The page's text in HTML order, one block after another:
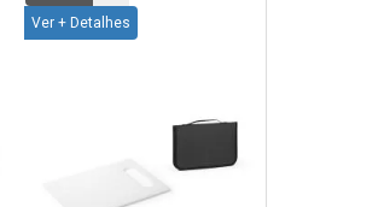
Ver + Detalhes